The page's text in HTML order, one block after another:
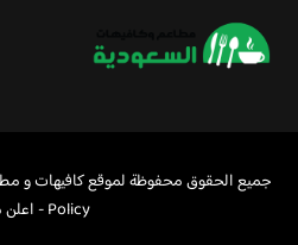
جميع الحقوق محفوظة لموقع كافيهات و مطاعم
Policy
-اعلن